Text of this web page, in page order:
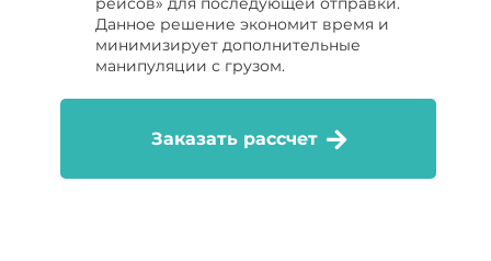
Данное решение экономит время и
минимизирует дополнительные
манипуляции с грузом.
Заказать рассчет